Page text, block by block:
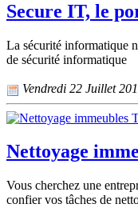
Secure IT, le
La sécurité informatique
de sécurité informatique
Vendredi 22 Juillet
Nettoyage
Vous cherchez une
confier vos tâches de